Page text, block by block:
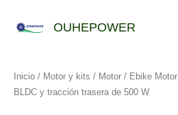
OUHEPOWER
Inicio / Motor y kits / Motor / Ebike Motor
BLDC y tracción trasera de 500 W